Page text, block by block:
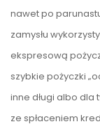
nawet po
zamysłu
ekspresową
szybkie pożyczki
inne długi albo dla
ze spłaceniem